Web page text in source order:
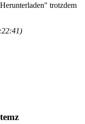
trotzdem